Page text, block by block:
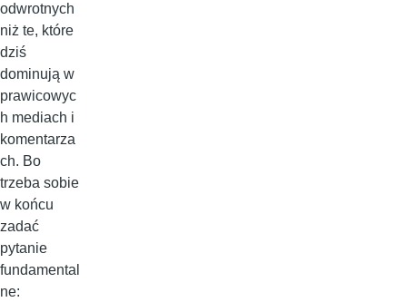
odwrotnych
niż te, które
dziś
dominują w
prawicowyc
h mediach i
komentarza
ch. Bo
trzeba sobie
w końcu
zadać
pytanie
fundamental
ne: